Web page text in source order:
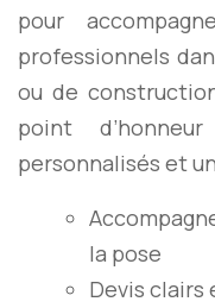
pour
professionnels
ou de
point
personnalisés et
la pose
Devis